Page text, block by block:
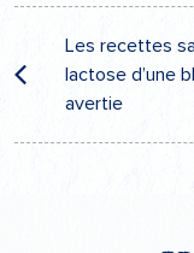
de
l’article
Les recettes
lactose d’une
avertie